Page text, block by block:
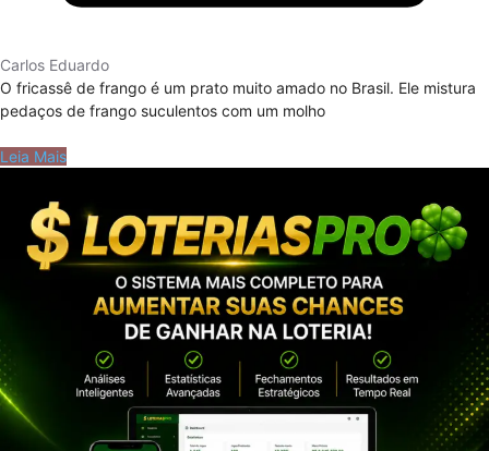
Carlos Eduardo
O fricassê de frango é um prato muito amado no Brasil. Ele mistura
pedaços de frango suculentos com um molho
Leia Mais